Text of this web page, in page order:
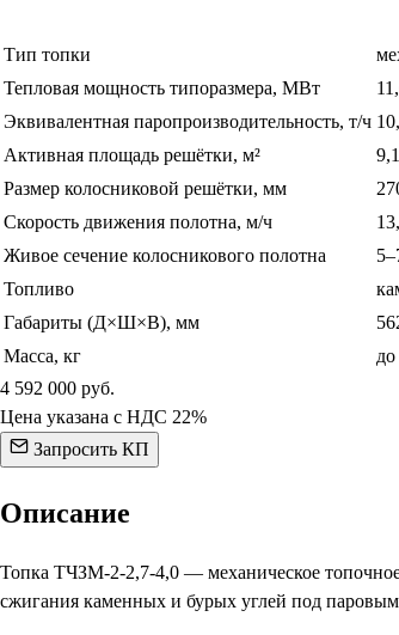
Тип топки
Тепловая мощность типоразмера, МВт
Эквивалентная паропроизводительность, т/ч
Активная площадь решётки, м²
9,1
Размер колосниковой решётки, мм
Скорость движения полотна, м/ч
Живое сечение колосникового полотна
Топливо
Габариты (Д×Ш×В), мм
Масса, кг
4 592 000 руб.
Цена указана с НДС 22%
Запросить КП
Описание
Топка ТЧЗМ-2-2,7-4,0 — механическое топочное
сжигания каменных и бурых углей под